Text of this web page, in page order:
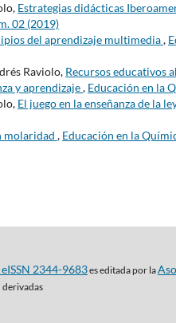
Estrategias didácticas
02 (2019)
del aprendizaje multimedia,
Raviolo, Recursos educativos
y aprendizaje, Educación en la
El juego en la enseñanza de la
molaridad , Educación en la
2344-9683es editada por la
derivadas